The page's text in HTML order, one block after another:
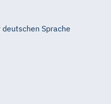
Sprache